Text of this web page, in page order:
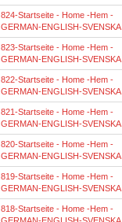
824-Startseite - Home -Hem -
GERMAN-ENGLISH-SVENSKA
823-Startseite - Home -Hem -
GERMAN-ENGLISH-SVENSKA
822-Startseite - Home -Hem -
GERMAN-ENGLISH-SVENSKA
821-Startseite - Home -Hem -
GERMAN-ENGLISH-SVENSKA
820-Startseite - Home -Hem -
GERMAN-ENGLISH-SVENSKA
819-Startseite - Home -Hem -
GERMAN-ENGLISH-SVENSKA
818-Startseite - Home -Hem -